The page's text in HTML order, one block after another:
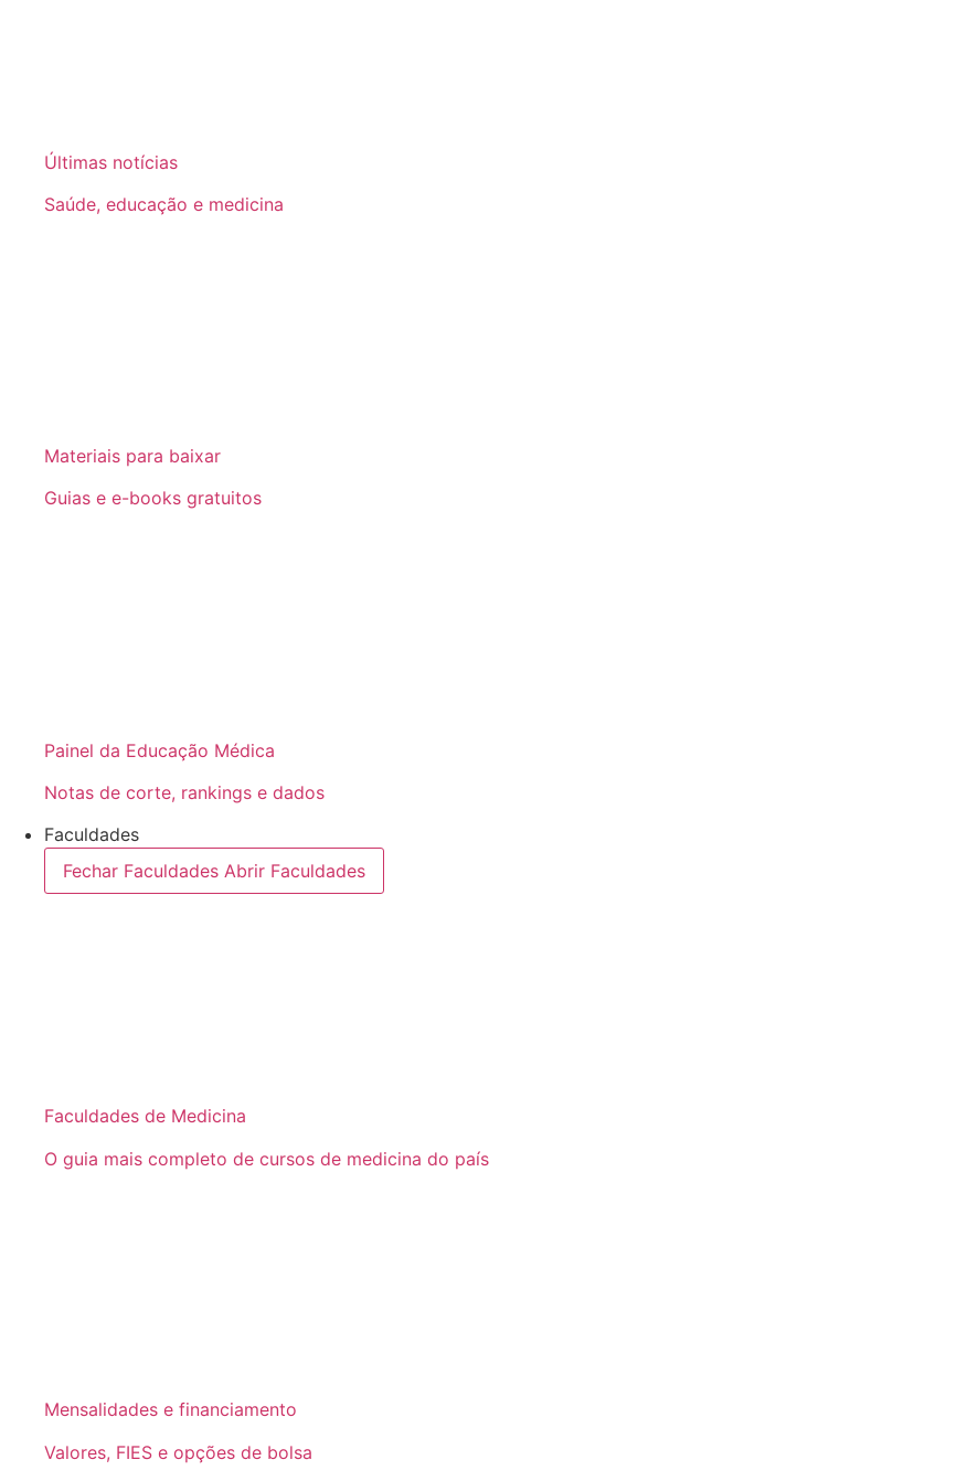
Últimas notícias
Saúde, educação e medicina
Materiais para baixar
Guias e e-books gratuitos
Painel da Educação Médica
Notas de corte, rankings e dados
Faculdades
Fechar Faculdades Abrir Faculdades
Faculdades de Medicina
O guia mais completo de cursos de medicina do país
Mensalidades e financiamento
Valores, FIES e opções de bolsa